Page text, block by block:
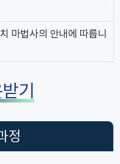
마법사의 안내에 따릅니
기
정